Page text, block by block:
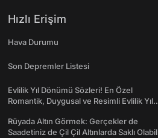
Hızlı Erişim
Hava Durumu
Son Depremler Listesi
Evlilik Yıl Dönümü Sözleri! En Özel
Romantik, Duygusal ve Resimli Evlilik Yıl
Rüyada Altın Görmek: Gerçekler de
Saadetiniz de Çil Çil Altınlarda Saklı